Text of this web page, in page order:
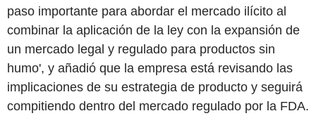
paso importante para abordar el mercado ilícito al
combinar la aplicación de la ley con la expansión de
un mercado legal y regulado para productos sin
humo', y añadió que la empresa está revisando las
implicaciones de su estrategia de producto y seguirá
compitiendo dentro del mercado regulado por la FDA.